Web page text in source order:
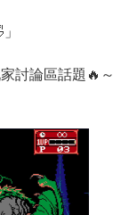
討論區話題🔥～